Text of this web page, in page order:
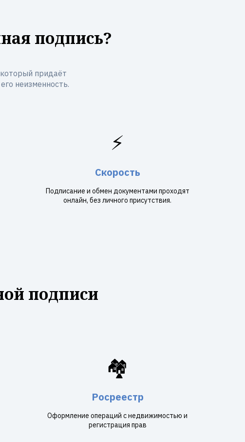
подпись?
придаёт
неизменность.
⚡
Скорость
Подписание и обмен документами проходят
онлайн, без личного присутствия.
подписи
🏘️
Росреестр
Оформление операций с недвижимостью и
регистрация прав